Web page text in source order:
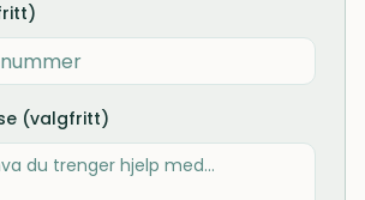
(valgfritt)